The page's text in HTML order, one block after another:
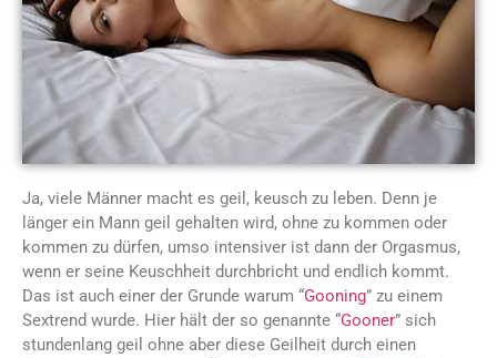
Ja, viele Männer macht es geil, keusch zu leben. Denn je
länger ein Mann geil gehalten wird, ohne zu kommen oder
kommen zu dürfen, umso intensiver ist dann der Orgasmus,
wenn er seine Keuschheit durchbricht und endlich kommt.
Das ist auch einer der Grunde warum “Gooning” zu einem
Sextrend wurde. Hier hält der so genannte “Gooner” sich
stundenlang geil ohne aber diese Geilheit durch einen